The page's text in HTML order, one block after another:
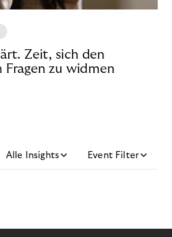
Zeit, sich den
Fragen zu widmen
Alle Insights Event Filter